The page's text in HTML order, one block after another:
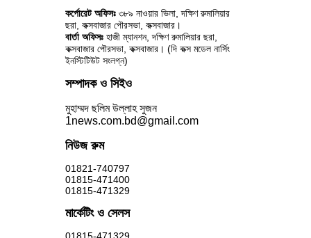
কর্পোরেট অফিসঃ ৩৮৯ নাওয়ার ভিলা, দক্ষিণ রুমালিয়ার
ছরা, কক্সবাজার পৌরসভা, কক্সবাজার।
বার্তা অফিসঃহাজী ম্যানশন, দক্ষিণ রুমালিয়ার ছরা,
কক্সবাজার পৌরসভা, কক্সবাজার। (দি কক্স মডেল নার্সিং
ইনস্টিটিউট সংলগ্ন)
সম্পাদক ও সিইও
মুহাম্মদ ছলিম উল্লাহ সুজন
1news.com.bd@gmail.com
নিউজ রুম
01821-740797
01815-471400
01815-471329
মার্কেটিং ও সেলস